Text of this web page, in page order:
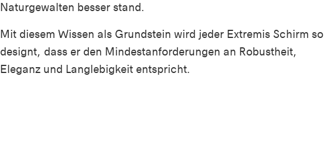
Naturgewalten besser stand.
Mit diesem Wissen als Grundstein wird jeder Extremis Schirm so
designt, dass er den Mindestanforderungen an Robustheit,
Eleganz und Langlebigkeit entspricht.